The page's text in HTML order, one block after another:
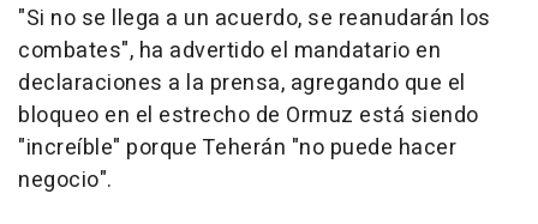
"Si no se llega a un acuerdo, se reanudarán los
combates", ha advertido el mandatario en
declaraciones a la prensa, agregando que el
bloqueo en el estrecho de Ormuz está siendo
"increíble" porque Teherán "no puede hacer
negocio".